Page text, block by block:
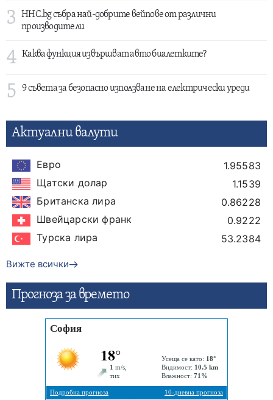
3
HHC.bg събра най-добрите вейпове от различни
производители
4 Каква функция извършват авто биалетките?
5 9 съвета за безопасно използване на електрически уреди
Актуални валути
Евро
1.95583
Щатски долар
1.1539
Британска лира
0.86228
Швейцарски франк
0.9222
Турска лира
53.2384
Вижте всички
Прогнозa за времето